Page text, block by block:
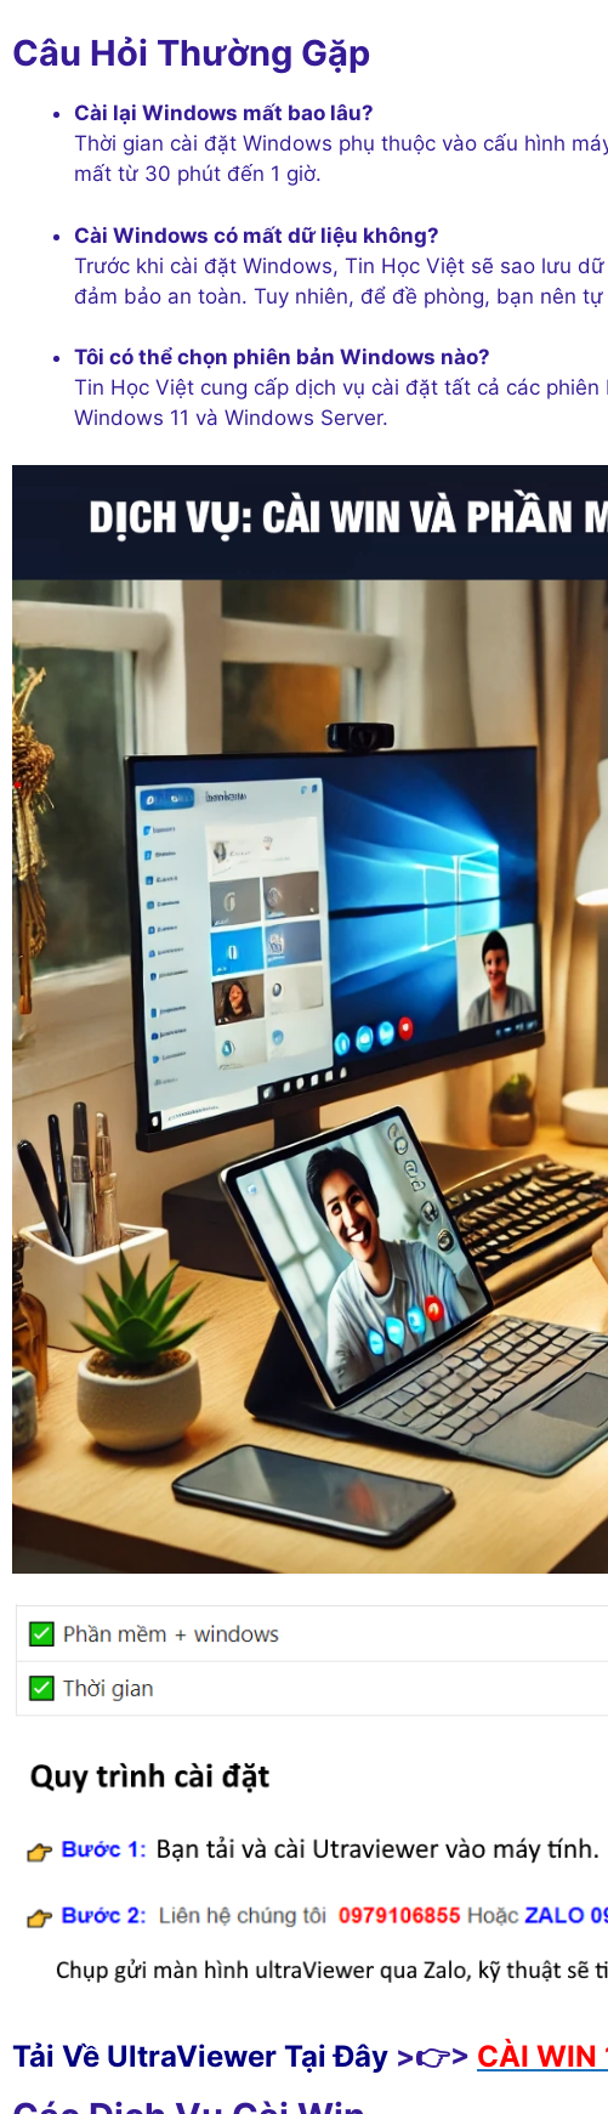
Câu Hỏi Thường Gặp
Cài lại Windows mất bao lâu?
Thời gian cài đặt Windows phụ thuộc vào cấu hình
mất từ 30 phút đến 1 giờ.
Cài Windows có mất dữ liệu không?
Trước khi cài đặt Windows, Tin Học Việt sẽ sao lưu
đảm bảo an toàn. Tuy nhiên, để đề phòng, bạn nên
Tôi có thể chọn phiên bản Windows nào?
Tin Học Việt cung cấp dịch vụ cài đặt tất cả các
Windows 11 và Windows Server.
Tải Về UltraViewer Tại Đây >👉> CÀI WIN